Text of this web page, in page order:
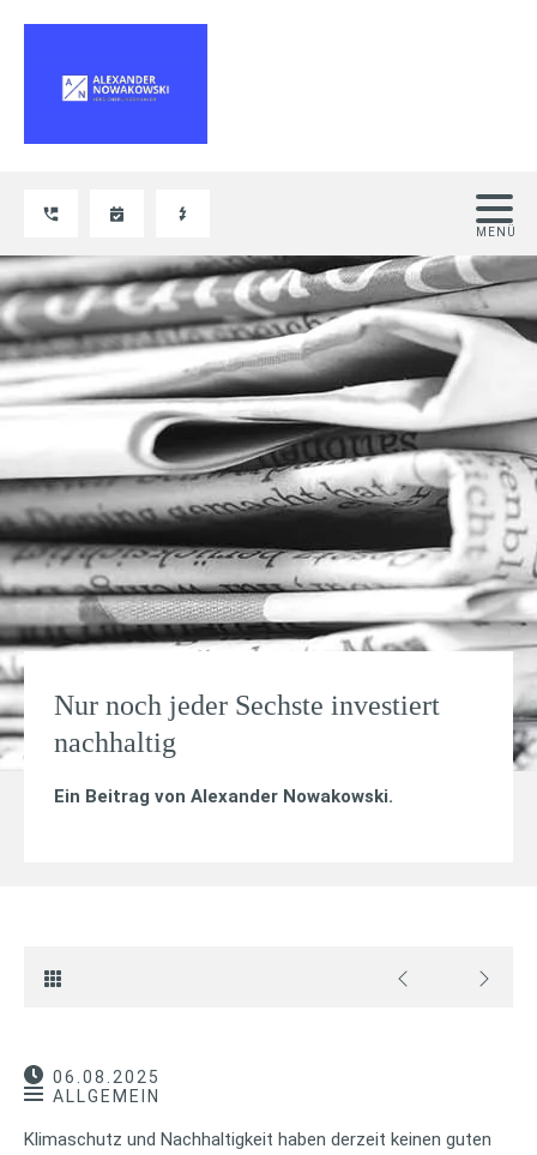
Nur noch jeder Sechste investiert
nachhaltig
Ein Beitrag von Alexander Nowakowski.
06.08.2025
ALLGEMEIN
Klimaschutz und Nachhaltigkeit haben derzeit keinen guten